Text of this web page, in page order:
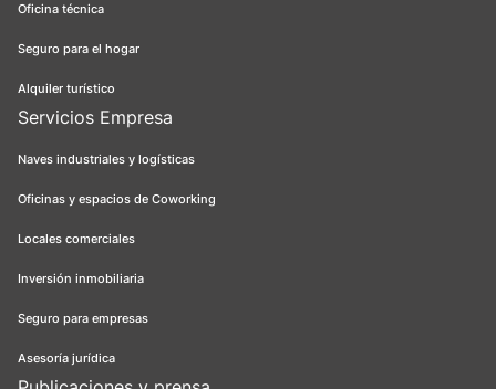
Oficina técnica
Seguro para el hogar
Alquiler turístico
Servicios Empresa
Naves industriales y logísticas
Oficinas y espacios de Coworking
Locales comerciales
Inversión inmobiliaria
Seguro para empresas
Asesoría jurídica